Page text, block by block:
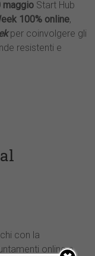
maggio Start Hub
100% online,
per coinvolgere gli
resistenti e
con la
online e